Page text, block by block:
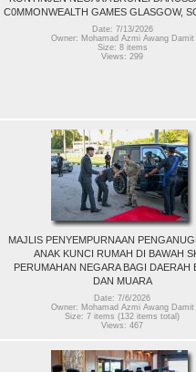
C0MMONWEALTH GAMES GLASGOW,
Date: 7/13/2026
Owner: Mohamad Azmi Awang Damit
Size: 8 items
Views: 299
MAJLIS PENYEMPURNAAN
ANAK KUNCI RUMAH DI BAWAH
PERUMAHAN NEGARA BAGI DAERAH
DAN MUARA
Date: 7/6/2026
Owner: Mohamad Azmi Awang Damit
Size: 7 items (132 items total)
Views: 467